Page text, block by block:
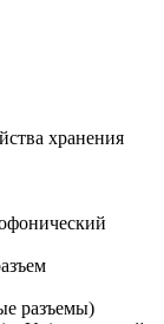
хранения
разъемы)